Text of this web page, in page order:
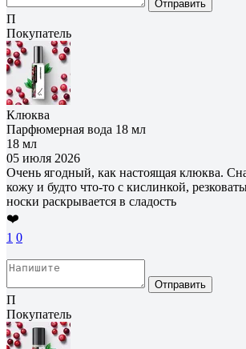
Отправить
П
Покупатель
Клюква
Парфюмерная вода 18 мл
18 мл
05 июля 2026
Очень ягодный, как настоящая клюква.
кожу и будто что-то с кислинкой,
носки раскрывается в сладость
❤️
1 0
Отправить
П
Покупатель